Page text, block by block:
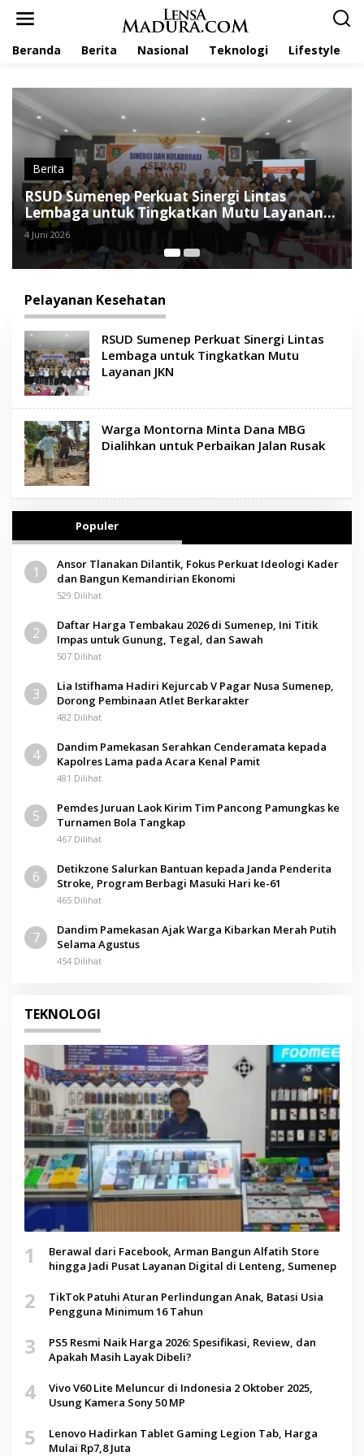
Beranda Berita Nasional Teknologi Lifestyle
Berita
Warga Montorna Minta Dana MBG Dialihkan
untuk Perbaikan Jalan Rusak
3 Juni 2026
Pelayanan Kesehatan
RSUD Sumenep Perkuat Sinergi Lintas
Lembaga untuk Tingkatkan Mutu
Layanan JKN
Warga Montorna Minta Dana MBG
Dialihkan untuk Perbaikan Jalan Rusak
Populer
1
Ansor Tlanakan Dilantik, Fokus Perkuat Ideologi Kader
dan Bangun Kemandirian Ekonomi
529 Dilihat
2
Daftar Harga Tembakau 2026 di Sumenep, Ini Titik
Impas untuk Gunung, Tegal, dan Sawah
507 Dilihat
3
Lia Istifhama Hadiri Kejurcab V Pagar Nusa Sumenep,
Dorong Pembinaan Atlet Berkarakter
482 Dilihat
4
Dandim Pamekasan Serahkan Cenderamata kepada
Kapolres Lama pada Acara Kenal Pamit
481 Dilihat
5
Pemdes Juruan Laok Kirim Tim Pancong Pamungkas ke
Turnamen Bola Tangkap
467 Dilihat
6
Detikzone Salurkan Bantuan kepada Janda Penderita
Stroke, Program Berbagi Masuki Hari ke-61
465 Dilihat
7
Dandim Pamekasan Ajak Warga Kibarkan Merah Putih
Selama Agustus
454 Dilihat
TEKNOLOGI
1
Berawal dari Facebook, Arman Bangun Alfatih Store
hingga Jadi Pusat Layanan Digital di Lenteng, Sumenep
2
TikTok Patuhi Aturan Perlindungan Anak, Batasi Usia
Pengguna Minimum 16 Tahun
3
PS5 Resmi Naik Harga 2026: Spesifikasi, Review, dan
Apakah Masih Layak Dibeli?
4
Vivo V60 Lite Meluncur di Indonesia 2 Oktober 2025,
Usung Kamera Sony 50 MP
5
Lenovo Hadirkan Tablet Gaming Legion Tab, Harga
Mulai Rp7,8 Juta